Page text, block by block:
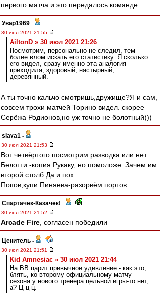
первого матча и это передалось команде.
Увар1969 -
30 июл 2021 21:55
AiltonD » 30 июл 2021 21:26
Посмотрим, персонально не следил, тем
более влом искать его статистику. Я сколько
его видел, сразу именно эта аналогия
приходила, здоровый, настырный,
деревянный.
А ты точно кальчо смотришь,дружище?Я и сам,
совсем трохи матчей Торино видел. скорее
Серёжа Родионов,но уж точно не болотный)))
slava1 -
30 июл 2021 21:53
Вот четвёртого посмотрим разводка или нет
Белотти -копия Рукаку, но помоложе. Зачем им
второй столб Да и пох.
Попов,купи Пиняева-разорвём портов.
Спартачек-Казачек! -
30 июл 2021 21:52
Arcade Fire , согласен победили
Ценитель -
30 июл 2021 21:51
Kid Amnesiac » 30 июл 2021 21:44
На ВВ царит привычное удивление - как это,
блять, ко второму официальному матчу
сезона у нового тренера цельной игры-то нет,
а? Ц-ц-ц.